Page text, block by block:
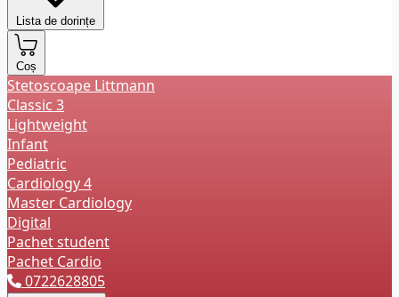
Lista de dorințe
Coș
Stetoscoape Littmann
Classic 3
Lightweight
Infant
Pediatric
Cardiology 4
Master Cardiology
Digital
Pachet student
Pachet Cardio
0722628805